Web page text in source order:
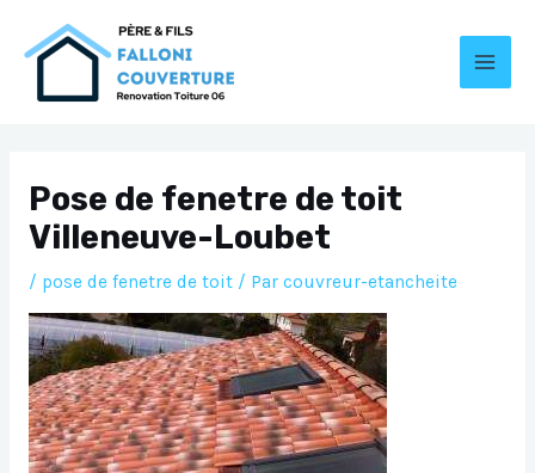
Pose de fenetre de toit
Villeneuve-Loubet
/ pose de fenetre de toit/ Par couvreur-etancheite